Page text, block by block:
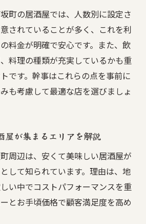
町の居酒屋では、人数別に設定さ
されていることが多く、これを利
料金が明確で安心です。また、飲
料理の種類が充実しているかも重
です。幹事はこれらの点を事前に
も考慮して最適な店を選びましょ
屋が集まるエリアを解説
周辺は、安くて美味しい居酒屋が
して知られています。理由は、地
い中でコストパフォーマンスを重
とお手頃価格で顧客満足度を高め